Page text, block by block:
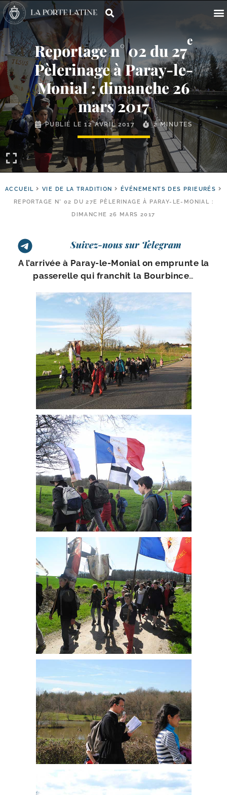
Reportage n° 02 du 27
e
Pèlerinage à Paray-​le-​
Monial : dimanche 26
mars 2017
PUBLIÉ LE12 AVRIL 2017 2 MINUTES
ACCUEIL VIE DE LA TRADITION
ÉVÉNEMENTS DES PRIEURÉS
REPORTAGE N° 02 DU 27E PÈLERINAGE À PARAY-​LE-​MONIAL :
DIMANCHE 26 MARS 2017
Suivez-nous sur Telegram
A l’ar­ri­vée à Paray-​le-​Monial on emprunte la
pas­se­relle qui fran­chit la Bourbince…